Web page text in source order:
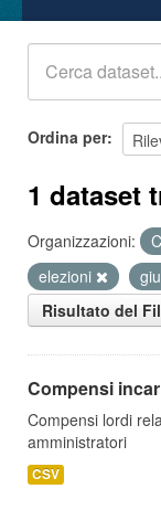
Gruppi
Ordina per
1 dataset
Organizzazioni:
elezioni
Risultato del
Compensi
Compensi lordi
amministratori
CSV